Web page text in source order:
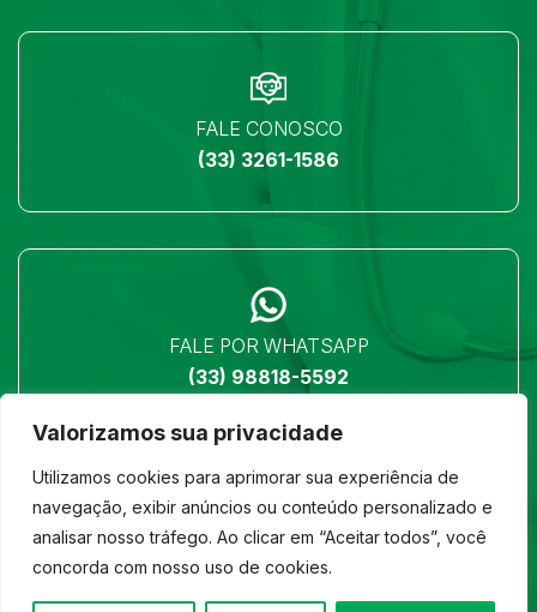
Valorizamos sua privacidade
Utilizamos cookies para aprimorar sua experiência de
navegação, exibir anúncios ou conteúdo personalizado e
analisar nosso tráfego. Ao clicar em “Aceitar todos”, você
concorda com nosso uso de cookies.
FALE CONOSCO
(33) 3261-1586
FALE POR WHATSAPP
(33) 98818-5592
LOCALIZAÇÃO